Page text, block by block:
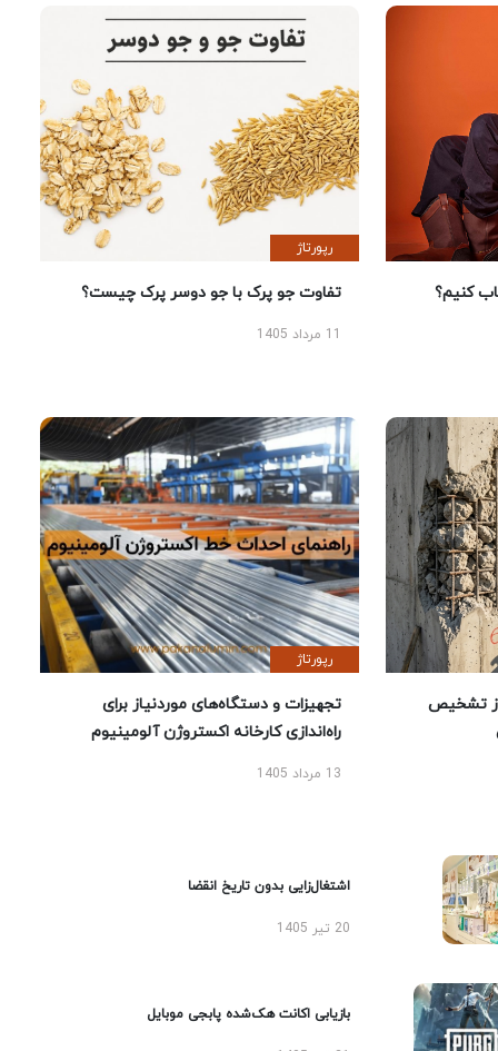
کنیم؟
رپورتاژ
تفاوت جو پرک با جو دوسر پرک چیست؟
تشخیص
رپورتاژ
تجهیزات و دستگاه‌های موردنیاز برای
راه‌اندازی کارخانه اکستروژن آلومینیوم
13 مرداد 1405
اشتغال‌زایی بدون تاریخ انقضا
20 تیر 1405
بازیابی اکانت هک‌شده پابجی موبایل